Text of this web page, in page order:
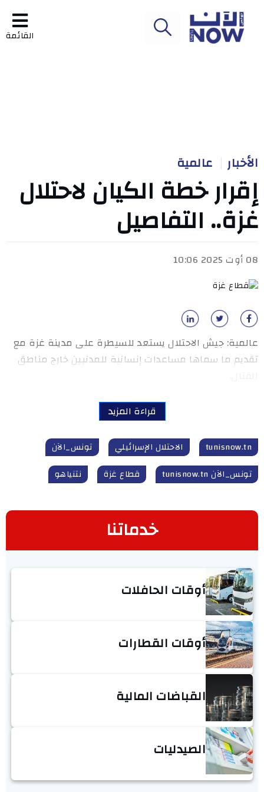
القائمة
الأخبار عالمية
إقرار خطة الكيان لاحتلال
غزة.. التفاصيل
08 أوت 2025 10:06
عالمية: جيش الاحتلال يستعد للسيطرة على مدينة غزة مع
تقديم ما سماها مساعدات إنسانية للمدنيين خارج مناطق
قراءة المزيد
tunisnow.tn الاحتلال الإسرائيلي
تونس_الآن
تونس_الآن tunisnow.tn
قطاع غزة نتنياهو
خدماتنا
أوقات الحافلات
أوقات القطارات
القباضات المالية
الصيدليات